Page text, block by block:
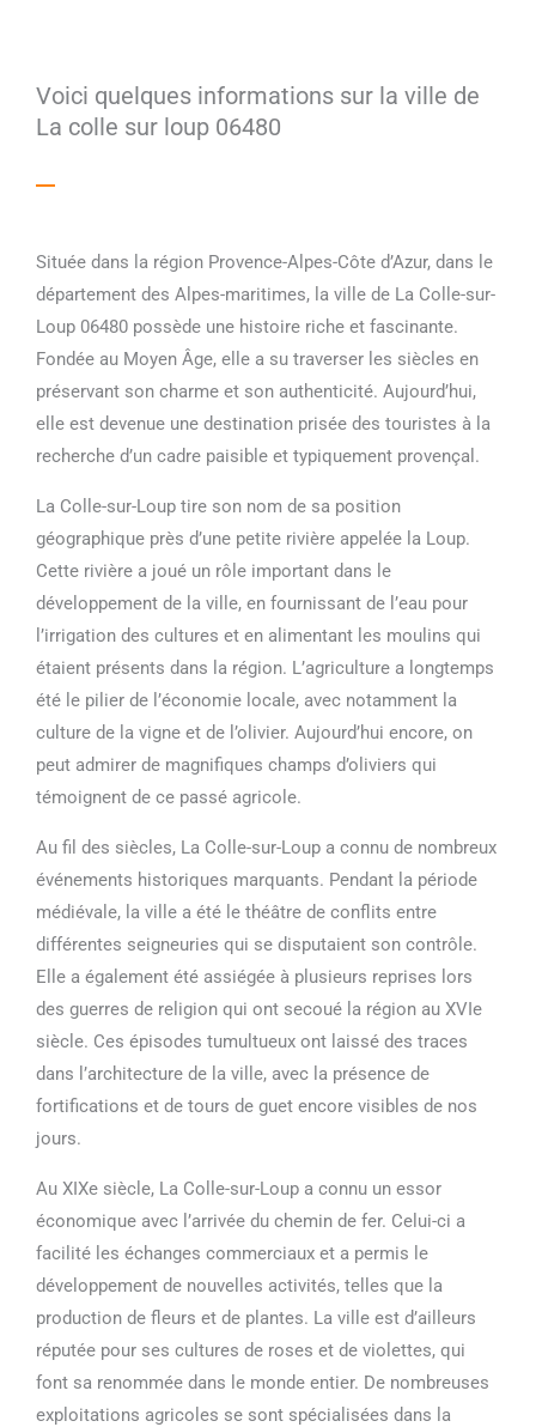
Voici quelques informations sur la ville de
La colle sur loup 06480
Située dans la région Provence-Alpes-Côte d’Azur, dans le
département des Alpes-maritimes, la ville de La Colle-sur-
Loup 06480 possède une histoire riche et fascinante.
Fondée au Moyen Âge, elle a su traverser les siècles en
préservant son charme et son authenticité. Aujourd’hui,
elle est devenue une destination prisée des touristes à la
recherche d’un cadre paisible et typiquement provençal.
La Colle-sur-Loup tire son nom de sa position
géographique près d’une petite rivière appelée la Loup.
Cette rivière a joué un rôle important dans le
développement de la ville, en fournissant de l’eau pour
l’irrigation des cultures et en alimentant les moulins qui
étaient présents dans la région. L’agriculture a longtemps
été le pilier de l’économie locale, avec notamment la
culture de la vigne et de l’olivier. Aujourd’hui encore, on
peut admirer de magnifiques champs d’oliviers qui
témoignent de ce passé agricole.
Au fil des siècles, La Colle-sur-Loup a connu de nombreux
événements historiques marquants. Pendant la période
médiévale, la ville a été le théâtre de conflits entre
différentes seigneuries qui se disputaient son contrôle.
Elle a également été assiégée à plusieurs reprises lors
des guerres de religion qui ont secoué la région au XVIe
siècle. Ces épisodes tumultueux ont laissé des traces
dans l’architecture de la ville, avec la présence de
fortifications et de tours de guet encore visibles de nos
jours.
Au XIXe siècle, La Colle-sur-Loup a connu un essor
économique avec l’arrivée du chemin de fer. Celui-ci a
facilité les échanges commerciaux et a permis le
développement de nouvelles activités, telles que la
production de fleurs et de plantes. La ville est d’ailleurs
réputée pour ses cultures de roses et de violettes, qui
font sa renommée dans le monde entier. De nombreuses
exploitations agricoles se sont spécialisées dans la